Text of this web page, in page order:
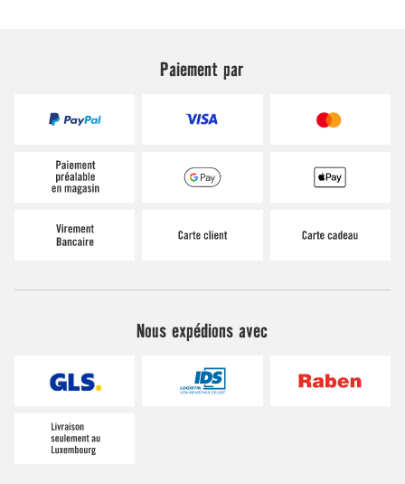
Paiement par
Nous expédions avec